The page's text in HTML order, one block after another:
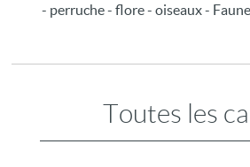
- perruche - flore - oiseaux - Faune
Toutes les